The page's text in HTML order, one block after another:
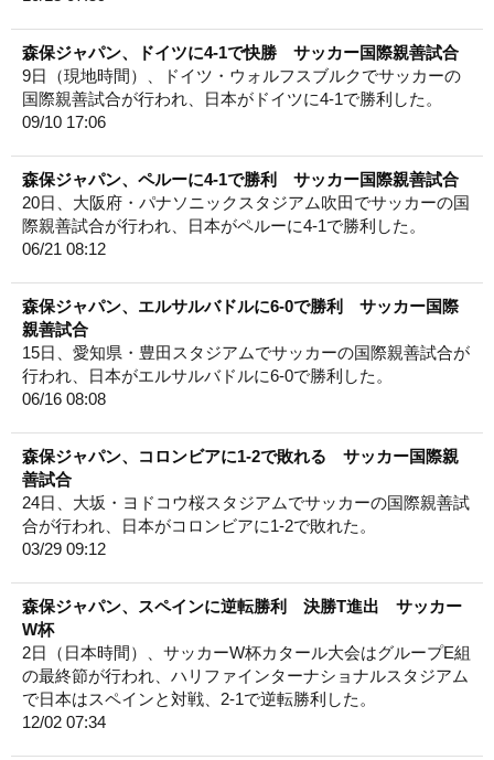
森保ジャパン、ドイツに4-1で快勝 サッカー国際親善試合
9日（現地時間）、ドイツ・ウォルフスブルクでサッカーの
国際親善試合が行われ、日本がドイツに4-1で勝利した。
09/10 17:06
森保ジャパン、ペルーに4-1で勝利 サッカー国際親善試合
20日、大阪府・パナソニックスタジアム吹田でサッカーの国
際親善試合が行われ、日本がペルーに4-1で勝利した。
06/21 08:12
森保ジャパン、エルサルバドルに6-0で勝利 サッカー国際
親善試合
15日、愛知県・豊田スタジアムでサッカーの国際親善試合が
行われ、日本がエルサルバドルに6-0で勝利した。
06/16 08:08
森保ジャパン、コロンビアに1-2で敗れる サッカー国際親
善試合
24日、大坂・ヨドコウ桜スタジアムでサッカーの国際親善試
合が行われ、日本がコロンビアに1-2で敗れた。
03/29 09:12
森保ジャパン、スペインに逆転勝利 決勝T進出 サッカー
W杯
2日（日本時間）、サッカーW杯カタール大会はグループE組
の最終節が行われ、ハリファインターナショナルスタジアム
で日本はスペインと対戦、2-1で逆転勝利した。
12/02 07:34